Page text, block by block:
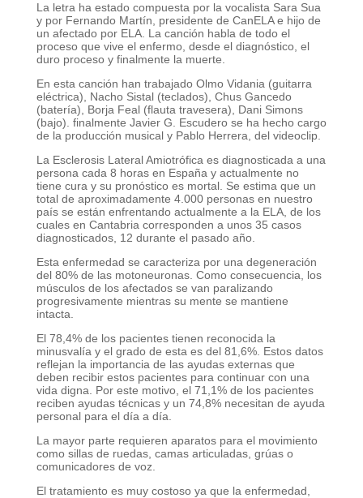
La letra ha estado compuesta por la vocalista Sara Sua
y por Fernando Martín, presidente de CanELA e hijo de
un afectado por ELA. La canción habla de todo el
proceso que vive el enfermo, desde el diagnóstico, el
duro proceso y finalmente la muerte.
En esta canción han trabajado Olmo Vidania (guitarra
eléctrica), Nacho Sistal (teclados), Chus Gancedo
(batería), Borja Feal (flauta travesera), Dani Simons
(bajo). finalmente Javier G. Escudero se ha hecho cargo
de la producción musical y Pablo Herrera, del videoclip.
La Esclerosis Lateral Amiotrófica es diagnosticada a una
persona cada 8 horas en España y actualmente no
tiene cura y su pronóstico es mortal. Se estima que un
total de aproximadamente 4.000 personas en nuestro
país se están enfrentando actualmente a la ELA, de los
cuales en Cantabria corresponden a unos 35 casos
diagnosticados, 12 durante el pasado año.
Esta enfermedad se caracteriza por una degeneración
del 80% de las motoneuronas. Como consecuencia, los
músculos de los afectados se van paralizando
progresivamente mientras su mente se mantiene
intacta.
El 78,4% de los pacientes tienen reconocida la
minusvalía y el grado de esta es del 81,6%. Estos datos
reflejan la importancia de las ayudas externas que
deben recibir estos pacientes para continuar con una
vida digna. Por este motivo, el 71,1% de los pacientes
reciben ayudas técnicas y un 74,8% necesitan de ayuda
personal para el día a día.
La mayor parte requieren aparatos para el movimiento
como sillas de ruedas, camas articuladas, grúas o
comunicadores de voz.
El tratamiento es muy costoso ya que la enfermedad,